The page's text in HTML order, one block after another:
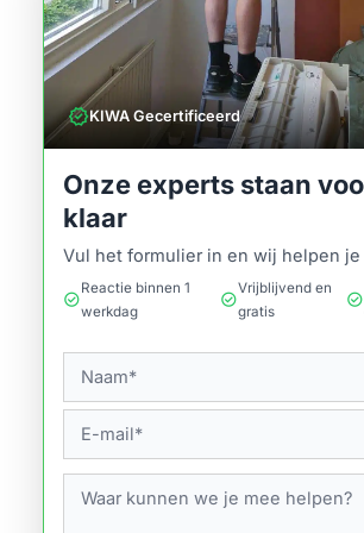
verifiedKIWA Gecertificeerd
Onze experts staan
klaar
Vul het formulier in en wij helpen je
check_circle
Reactie binnen 1
werkdag
check_circle
Vrijblijvend en
gratis
check_circle